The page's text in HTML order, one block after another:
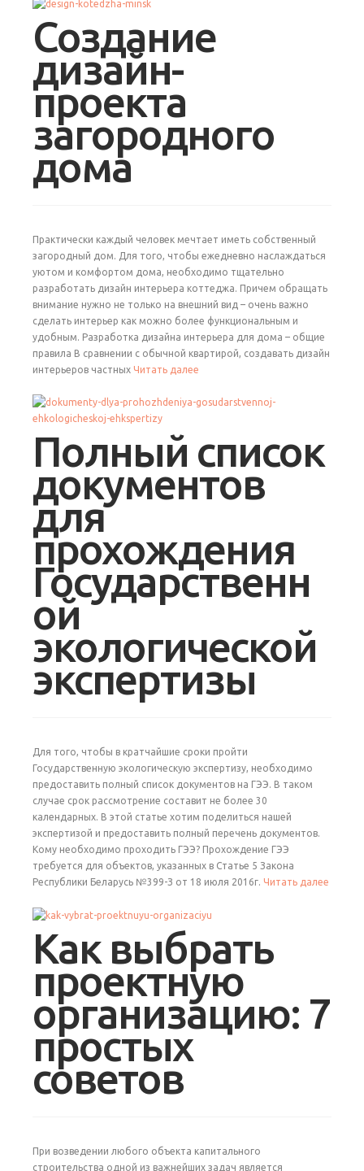
Создание
дизайн-
проекта
загородного
дома
Практически каждый человек мечтает иметь собственный
загородный дом. Для того, чтобы ежедневно наслаждаться
уютом и комфортом дома, необходимо тщательно
разработать дизайн интерьера коттеджа. Причем обращать
внимание нужно не только на внешний вид – очень важно
сделать интерьер как можно более функциональным и
удобным. Разработка дизайна интерьера для дома – общие
правила В сравнении с обычной квартирой, создавать дизайн
интерьеров частных Читать далее
Полный список
документов
для
прохождения
Государственн
ой
экологической
экспертизы
Для того, чтобы в кратчайшие сроки пройти
Государственную экологическую экспертизу, необходимо
предоставить полный список документов на ГЭЭ. В таком
случае срок рассмотрение составит не более 30
календарных. В этой статье хотим поделиться нашей
экспертизой и предоставить полный перечень документов.
Кому необходимо проходить ГЭЭ? Прохождение ГЭЭ
требуется для объектов, указанных в Статье 5 Закона
Республики Беларусь №399-З от 18 июля 2016г. Читать далее
Как выбрать
проектную
организацию: 7
простых
советов
При возведении любого объекта капитального
строительства одной из важнейших задач является